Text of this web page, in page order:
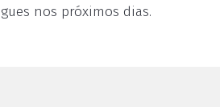
nos próximos dias.